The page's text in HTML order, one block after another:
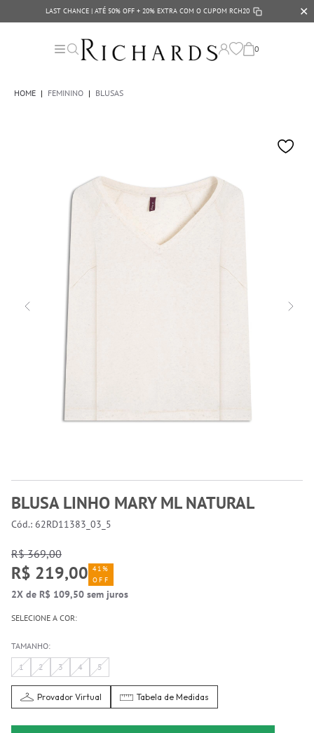
LAST CHANCE | ATÉ 50% OFF + 20% EXTRA COM O CUPOM RCH20 ✕
0
HOME | FEMININO | BLUSAS
BLUSA LINHO MARY ML NATURAL
Cód.: 62RD11383_03_5
R$ 369,00
R$ 219,00 41%
OFF
2X de R$ 109,50 sem juros
SELECIONE A COR:
TAMANHO:
1
2 3 4 5
Provador Virtual Tabela de Medidas